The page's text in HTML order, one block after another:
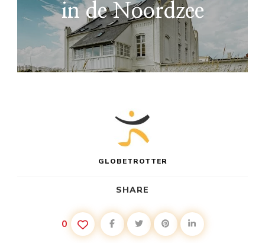
in de Noordzee
GLOBETROTTER
SHARE
0